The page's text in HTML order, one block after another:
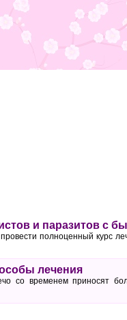
и паразитов с
полноценный курс
лечения
со временем приносят